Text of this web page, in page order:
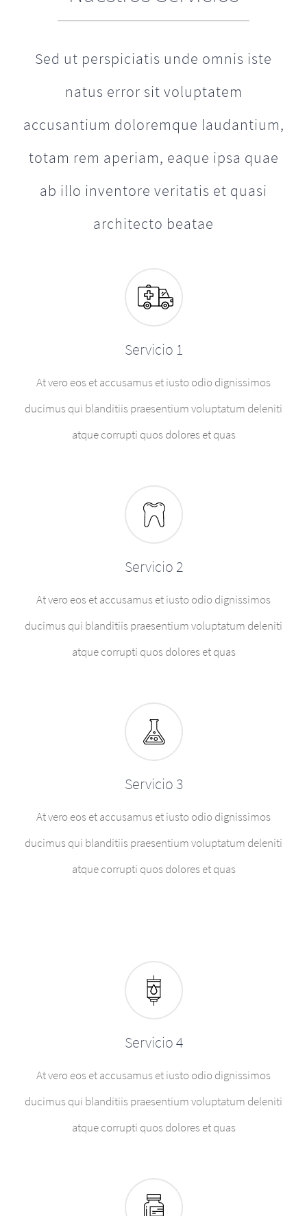
Sed ut perspiciatis unde omnis iste
natus error sit voluptatem
accusantium doloremque laudantium,
totam rem aperiam, eaque ipsa quae
ab illo inventore veritatis et quasi
architecto beatae
Servicio 1
At vero eos et accusamus et iusto odio dignissimos
ducimus qui blanditiis praesentium voluptatum deleniti
atque corrupti quos dolores et quas
Servicio 2
At vero eos et accusamus et iusto odio dignissimos
ducimus qui blanditiis praesentium voluptatum deleniti
atque corrupti quos dolores et quas
Servicio 3
At vero eos et accusamus et iusto odio dignissimos
ducimus qui blanditiis praesentium voluptatum deleniti
atque corrupti quos dolores et quas
Servicio 4
At vero eos et accusamus et iusto odio dignissimos
ducimus qui blanditiis praesentium voluptatum deleniti
atque corrupti quos dolores et quas